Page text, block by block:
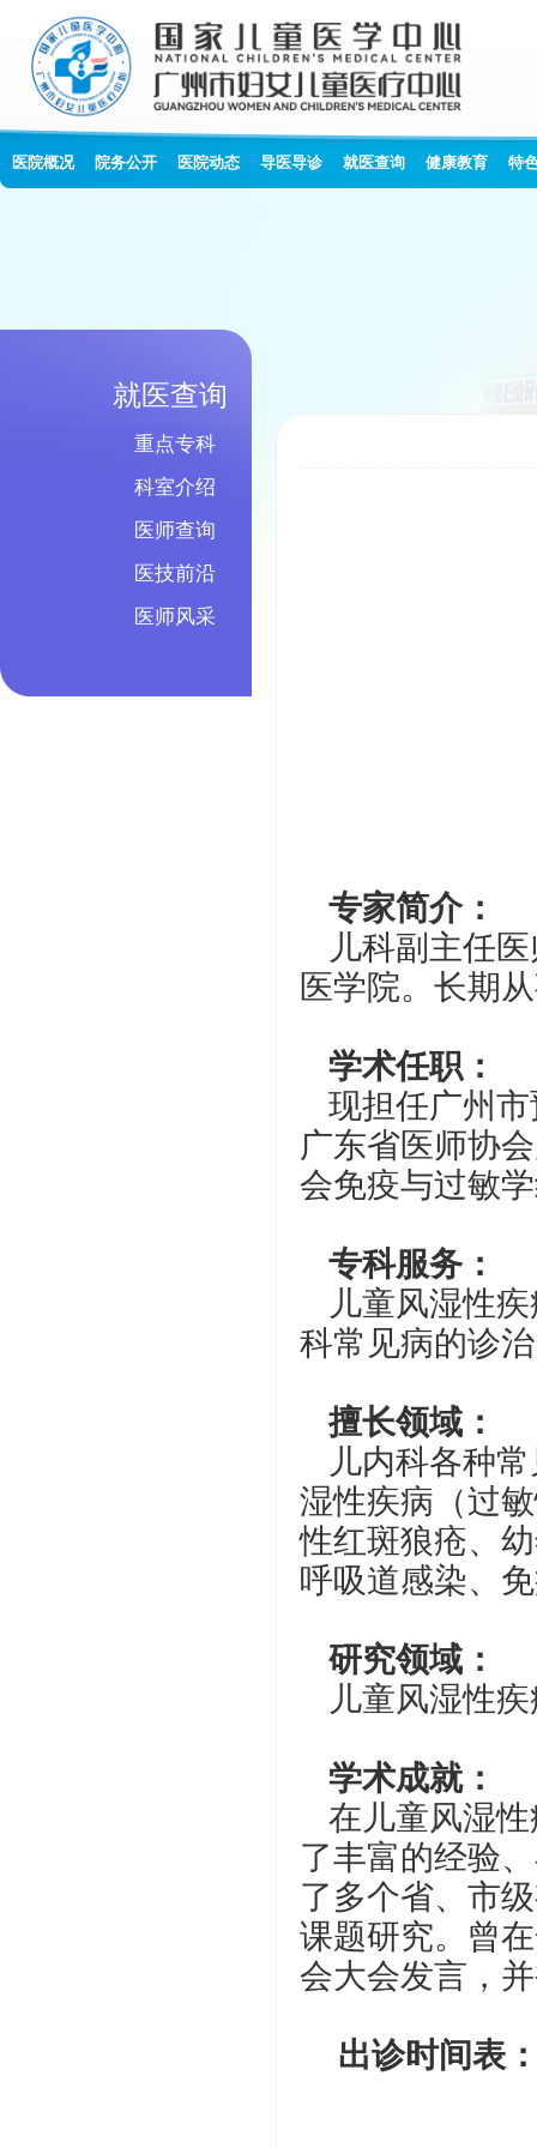
医院概况 院务公开 医院动态 导医导诊 就医查询 健康教育 特
就医查询
重点专科
科室介绍
医师查询
医技前沿
医师风采
专家简介：
儿科副主任
医学院。长期
学术任职：
现担任广州
广东省医师协
会免疫与过敏
专科服务：
儿童风湿性
科常见病的诊
擅长领域：
儿内科各种
湿性疾病（过
性红斑狼疮、
呼吸道感染、
研究领域：
儿童风湿性
学术成就：
在儿童风湿
了丰富的经验
了多个省、市
课题研究。曾
会大会发言，
出诊时间表